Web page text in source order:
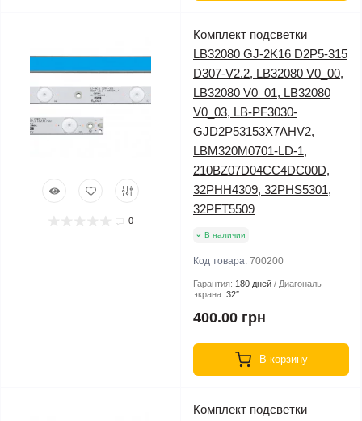
0
Комплект подсветки
LB32080 GJ-2K16 D2P5-315
D307-V2.2, LB32080 V0_00,
LB32080 V0_01, LB32080
V0_03, LB-PF3030-
GJD2P53153X7AHV2,
LBM320M0701-LD-1,
210BZ07D04CC4DC00D,
32PHH4309, 32PHS5301,
32PFT5509
В наличии
Код товара: 700200
Гарантия: 180 дней
Диагональ
экрана: 32″
400.00 грн
В корзину
Комплект подсветки